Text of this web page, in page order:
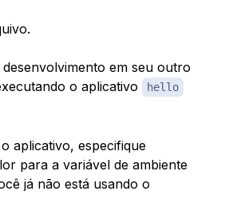
em seu outro
o aplicativo
hello
aplicativo, especifique
para a variável de ambiente
já não está usando o